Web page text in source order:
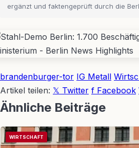
ergänzt und faktengeprüft durch die
brandenburger-tor IG Metall
Artikel teilen: 𝕏 Twitter f Facebook
Ähnliche Beiträge
WIRTSCHAFT